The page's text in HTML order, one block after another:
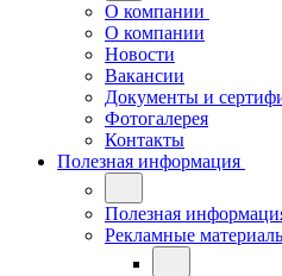
О компании
О компании
Новости
Вакансии
Документы и
Фотогалерея
Контакты
Полезная информация
Полезная
Рекламные